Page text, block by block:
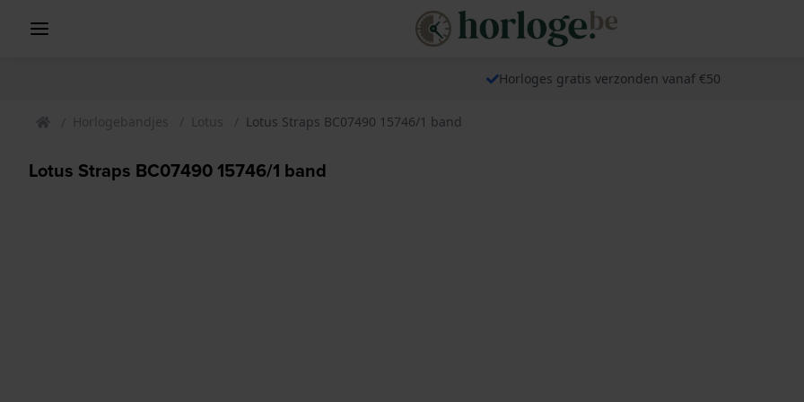
Horloges gratis verzonden vanaf €50
Horlogebandjes Lotus Lotus Straps BC07490 15746/1 band
Lotus Straps BC07490 15746/1 band